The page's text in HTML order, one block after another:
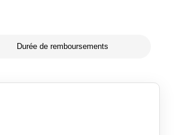
Durée de remboursements